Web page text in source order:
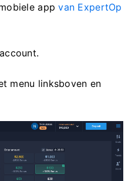
appvan ExpertOp
menu linksboven en